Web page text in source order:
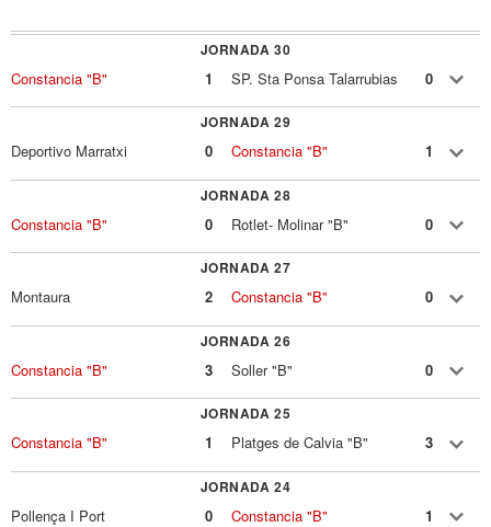
JORNADA 30
Constancia "B" 1 SP. Sta Ponsa Talarrubias 0
JORNADA 29
Deportivo Marratxi 0 Constancia "B" 1
JORNADA 28
Constancia "B" 0 Rotlet- Molinar "B" 0
JORNADA 27
Montaura 2 Constancia "B" 0
JORNADA 26
Constancia "B" 3 Soller "B" 0
JORNADA 25
Constancia "B" 1 Platges de Calvia "B" 3
JORNADA 24
Pollença I Port 0 Constancia "B" 1